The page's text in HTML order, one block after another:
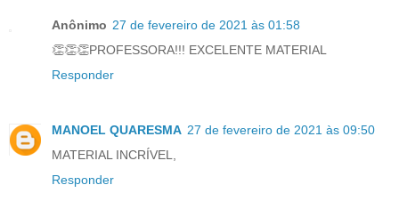
Anônimo 27 de fevereiro de 2021 às 01:58
👏👏👏PROFESSORA!!! EXCELENTE MATERIAL
Responder
MANOEL QUARESMA 27 de fevereiro de 2021 às 09:50
MATERIAL INCRÍVEL,
Responder